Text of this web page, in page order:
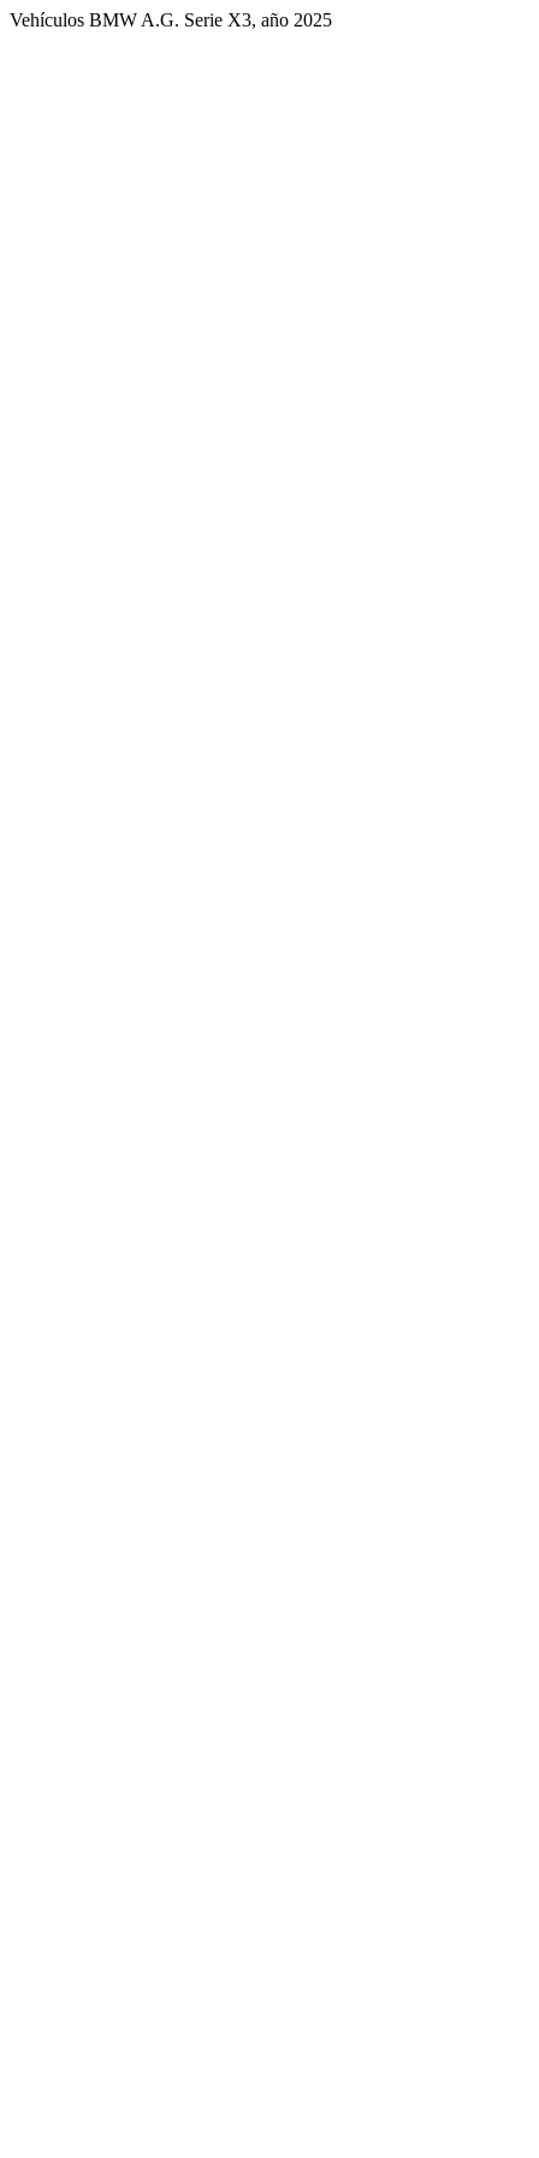
Vehículos BMW A.G. Serie X3, año 2025